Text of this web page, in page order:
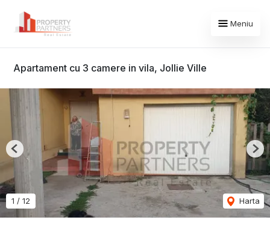
Meniu
Apartament cu 3 camere in vila, Jollie Ville
1 / 12 Harta
Previous